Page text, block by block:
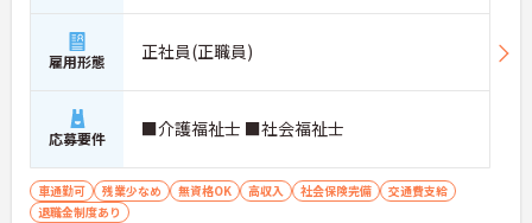
雇用形態 正社員(正職員)
応募要件 ■介護福祉士 ■社会福祉士
車通勤可 残業少なめ 無資格OK 高収入 社会保険完備
交通費支給
退職金制度あり